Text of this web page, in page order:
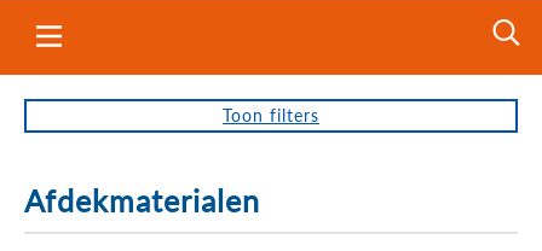
Toon filters
Afdekmaterialen